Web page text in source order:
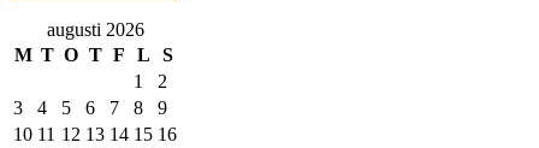
augusti 2026
M T O T F L
S
1
2
3
4 5 6 7 8
9
10 11 12 13 14 15 16